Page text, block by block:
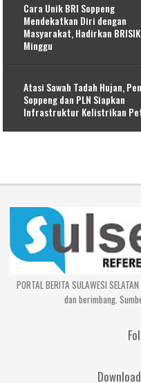
Cara Unik BRI Soppeng
Mendekatkan Diri dengan
Masyarakat, Hadirkan
Minggu
Atasi Sawah Tadah Hujan,
Soppeng dan PLN Siapkan
Infrastruktur Kelistrikan
PORTAL BERITA SULAWESI
dan berimbang.